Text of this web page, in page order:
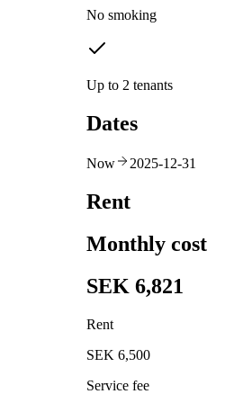
No smoking
Up to 2 tenants
Dates
Now 2025-12-31
Rent
Monthly cost
SEK 6,821
Rent
SEK 6,500
Service fee